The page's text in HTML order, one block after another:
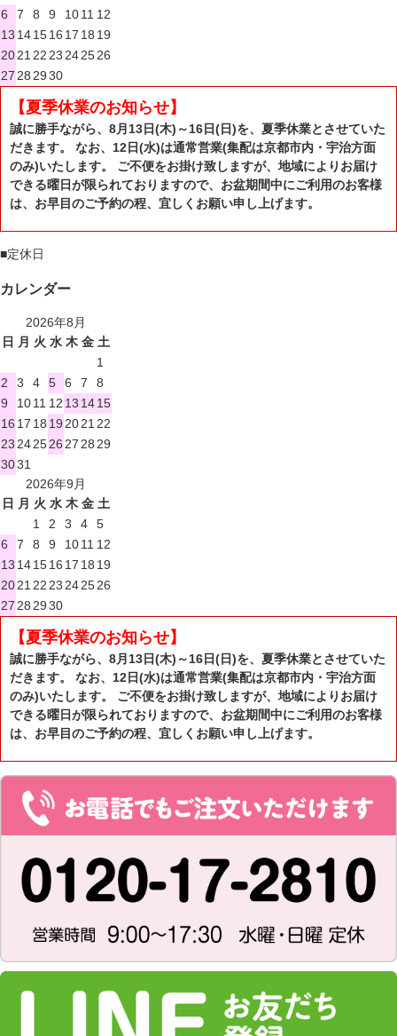
6
7 8 9 1011 12
13 141516 17 18 19
2021 22 23 242526
27 28 2930
【夏季休業のお知らせ】
誠に勝手ながら、8月13日(木)～16日(日)を、夏季休業とさせていた
だきます。 なお、12日(水)は通常営業(集配は京都市内・宇治方面
のみ)いたします。 ご不便をお掛け致しますが、地域によりお届け
できる曜日が限られておりますので、お盆期間中にご利用のお客様
は、お早目のご予約の程、宜しくお願い申し上げます。
■定休日
カレンダー
2026年8月
日 月 火 水 木 金 土
1
2
3 4 5 6 7
8
9
1011 12 13 1415
16 17 18 19202122
23242526272829
3031
2026年9月
日 月 火 水 木 金 土
1
2 3 4
5
6
7 8 9 1011 12
13 141516 17 18 19
20212223242526
27282930
【夏季休業のお知らせ】
誠に勝手ながら、8月13日(木)～16日(日)を、夏季休業とさせていた
だきます。 なお、12日(水)は通常営業(集配は京都市内・宇治方面
のみ)いたします。 ご不便をお掛け致しますが、地域によりお届け
できる曜日が限られておりますので、お盆期間中にご利用のお客様
は、お早目のご予約の程、宜しくお願い申し上げます。